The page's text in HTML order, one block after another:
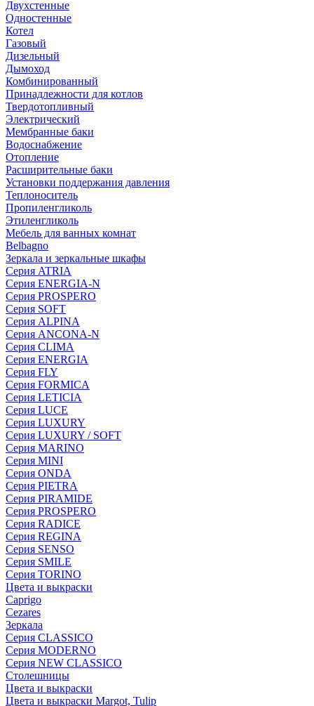
Двухстенные
Одностенные
Котел
Газовый
Дизельный
Дымоход
Комбинированный
Принадлежности для котлов
Твердотопливный
Электрический
Мембранные баки
Водоснабжение
Отопление
Расширительные баки
Установки поддержания давления
Теплоноситель
Пропиленгликоль
Этиленгликоль
Мебель для ванных комнат
Belbagno
Зеркала и зеркальные шкафы
Серия ATRIA
Серия ENERGIA-N
Серия PROSPERO
Серия SOFT
Серия ALPINA
Серия ANCONA-N
Серия CLIMA
Серия ENERGIA
Серия FLY
Серия FORMICA
Серия LETICIA
Серия LUCE
Серия LUXURY
Серия LUXURY / SOFT
Серия MARINO
Серия MINI
Серия ONDA
Серия PIETRA
Серия PIRAMIDE
Серия PROSPERO
Серия RADICE
Серия REGINA
Серия SENSO
Серия SMILE
Серия TORINO
Цвета и выкраски
Caprigo
Cezares
Зеркала
Серия CLASSICO
Серия MODERNO
Серия NEW CLASSICO
Столешницы
Цвета и выкраски
Цвета и выкраски Margot, Tulip